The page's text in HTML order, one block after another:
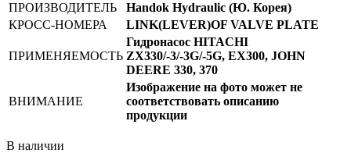
ПРОИЗВОДИТЕЛЬ
Handok Hydraulic (Ю. Корея)
КРОСС-НОМЕРА
LINK(LEVER)OF VALVE PLATE
ПРИМЕНЯЕМОСТЬ
Гидронасос HITACHI
ZX330/-3/-3G/-5G, EX300, JOHN
DEERE 330, 370
ВНИМАНИЕ
Изображение на фото может не
соответствовать описанию
продукции
В наличии